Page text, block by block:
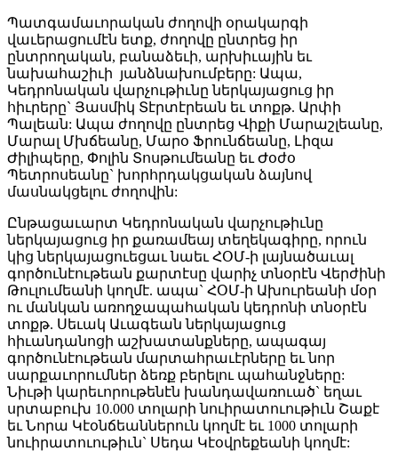
Պատգամաւորական ժողովի օրակարգի
վաւերացումէն ետք, ժողովը ընտրեց իր
ընտրողական, բանաձեւի, արխիւային եւ
նախահաշիւի յանձնախումբերը: Ապա,
Կեդրոնական վարչութիւնը ներկայացուց իր
հիւրերը` Յասմիկ Տէրտէրեան եւ տոքթ. Արփի
Պալեան: Ապա ժողովը ընտրեց Վիքի Մարաշլեանը,
Մարալ Մխճեանը, Մարօ Ֆրունճեանը, Լիզա
Ժիլիպերը, Փոլին Տոսթումեանը եւ Ժօժօ
Պետրոսեանը` խորհրդակցական ձայնով
մասնակցելու ժողովին:
Ընթացաւարտ Կեդրոնական վարչութիւնը
ներկայացուց իր քառամեայ տեղեկագիրը, որուն
կից ներկայացուեցաւ նաեւ ՀՕՄ-ի լայնածաւալ
գործունէութեան քարտէսը վարիչ տնօրէն Վերժինի
Թուլումեանի կողմէ. ապա` ՀՕՄ-ի Ախուրեանի մօր
ու մանկան առողջապահական կեդրոնի տնօրէն
տոքթ. Սեւակ Աւագեան ներկայացուց
հիւանդանոցի աշխատանքները, ապագայ
գործունէութեան մարտահրաւէրները եւ նոր
սարքաւորումներ ձեռք բերելու պահանջները:
Նիւթի կարեւորութենէն խանդավառուած` եղաւ
սրտաբուխ 10.000 տոլարի նուիրատուութիւն Շաքէ
եւ Նորա Կէօնճեաններուն կողմէ եւ 1000 տոլարի
նուիրատուութիւն` Սեդա Կէօվրեքեանի կողմէ: